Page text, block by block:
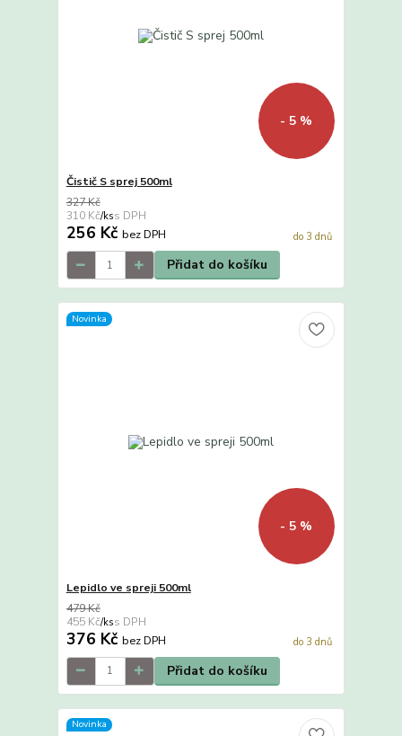
- 5 %
Čistič S sprej 500ml
327 Kč
310 Kč/ks
256 Kč bez DPH do 3 dnů
Přidat do košíku
Novinka
- 5 %
Lepidlo ve spreji 500ml
479 Kč
455 Kč/ks
376 Kč bez DPH do 3 dnů
Přidat do košíku
Novinka